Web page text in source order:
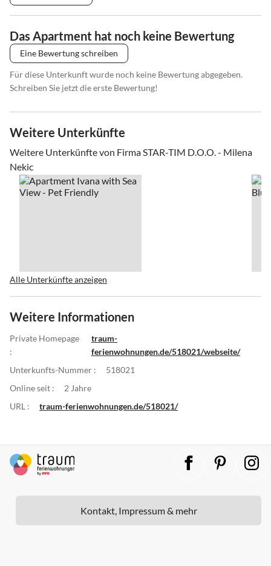
Das Apartment hat noch keine Bewertung
Eine Bewertung schreiben
Für diese Unterkunft wurde noch keine Bewertung abgegeben.
Schreiben Sie jetzt die erste Bewertung!
Weitere Unterkünfte
Weitere Unterkünfte von Firma STAR-TIM D.O.O. - Milena
Nekic
Alle Unterkünfte anzeigen
Weitere Informationen
Private Homepage
:
traum-
ferienwohnungen.de/518021/webseite/
Unterkunfts-Nummer :
518021
Online seit :
2 Jahre
URL :
traum-ferienwohnungen.de/518021/
Kontakt, Impressum & mehr